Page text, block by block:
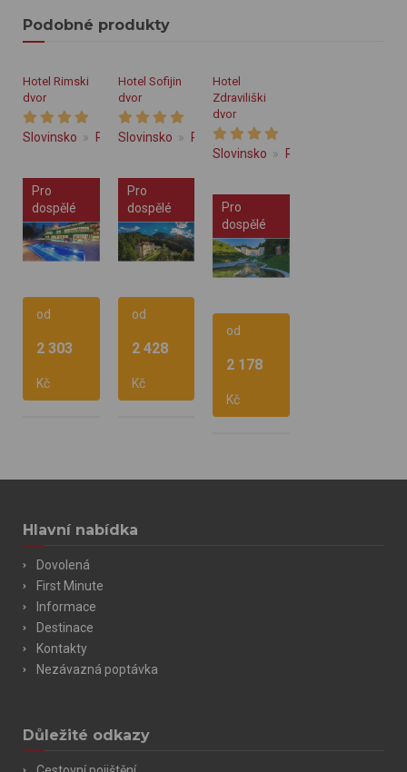
Podobné produkty
Hotel Rimski
dvor
Slovinsko Rimske Toplice
Pro
dospělé
Vlastní
od
2 303
Kč
Hotel Sofijin
dvor
Slovinsko Rimske Toplice
Pro
dospělé
Vlastní
od
2 428
Kč
Hotel
Zdraviliški
dvor
Slovinsko Rimske Toplice
Pro
dospělé
Vlastní
od
2 178
Kč
Hlavní nabídka
Dovolená
First Minute
Informace
Destinace
Kontakty
Nezávazná poptávka
Důležité odkazy